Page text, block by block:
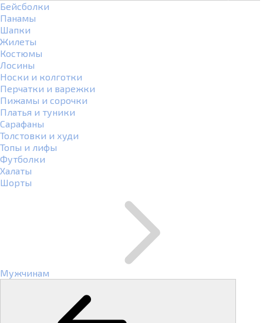
Бейсболки
Панамы
Шапки
Жилеты
Костюмы
Лосины
Носки и колготки
Перчатки и варежки
Пижамы и сорочки
Платья и туники
Сарафаны
Толстовки и худи
Топы и лифы
Футболки
Халаты
Шорты
Мужчинам